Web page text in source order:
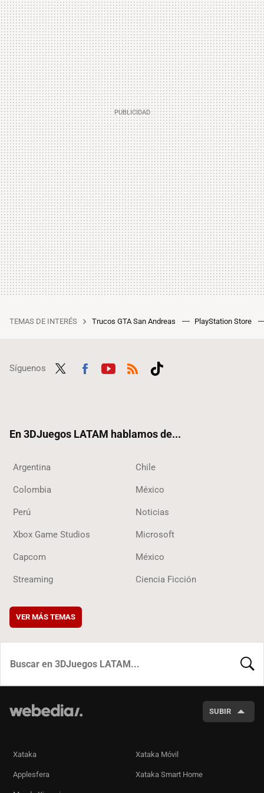
TEMAS DE INTERÉS Trucos GTA San Andreas PlayStation Store
Síguenos
En 3DJuegos LATAM hablamos de...
Argentina Chile
Colombia México
Perú Noticias
Xbox Game Studios Microsoft
Capcom México
Streaming Ciencia Ficción
VER MÁS TEMAS
SUBIR
Xataka Xataka Móvil
Applesfera Xataka Smart Home